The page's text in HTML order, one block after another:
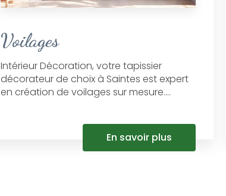
Voilages
Intérieur Décoration, votre tapissier
décorateur de choix à Saintes est expert
en création de voilages sur mesure....
En savoir plus